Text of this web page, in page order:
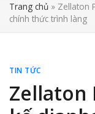
Trang chủ » Zellaton
chính thức trình làng
TIN TỨC
Zellaton